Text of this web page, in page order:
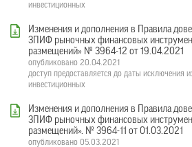
инвестиционных
Изменения и дополнения в Правила
ЗПИФ рыночных финансовых
размещений» № 3964-12 от 19.04.2021
опубликовано 20.04.2021
доступ предоставляется до даты исключения
инвестиционных
Изменения и дополнения в Правила
ЗПИФ рыночных финансовых
размещений». № 3964-11 от 01.03.2021
опубликовано 05.03.2021